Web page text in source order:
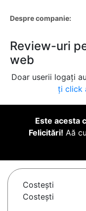
Despre companie:
Review-uri
web
Doar userii logați
ți click
Este acesta
Felicitări! Aă
Costeşti
Costeşti